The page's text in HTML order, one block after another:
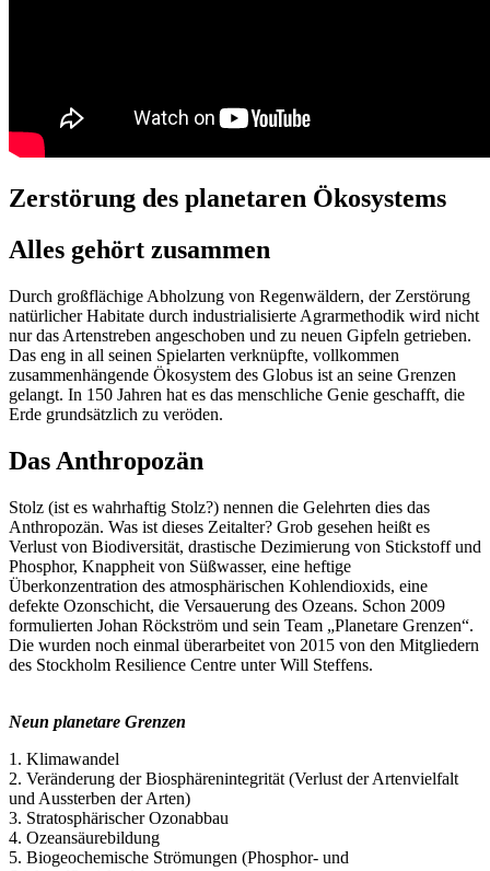
Zerstörung des planetaren Ökosystems
Alles gehört zusammen
Durch großflächige Abholzung von Regenwäldern, der Zerstörung
natürlicher Habitate durch industrialisierte Agrarmethodik wird nicht
nur das Artenstreben angeschoben und zu neuen Gipfeln getrieben.
Das eng in all seinen Spielarten verknüpfte, vollkommen
zusammenhängende Ökosystem des Globus ist an seine Grenzen
gelangt. In 150 Jahren hat es das menschliche Genie geschafft, die
Erde grundsätzlich zu veröden.
Das Anthropozän
Stolz (ist es wahrhaftig Stolz?) nennen die Gelehrten dies das
Anthropozän. Was ist dieses Zeitalter? Grob gesehen heißt es
Verlust von Biodiversität, drastische Dezimierung von Stickstoff und
Phosphor, Knappheit von Süßwasser, eine heftige
Überkonzentration des atmosphärischen Kohlendioxids, eine
defekte Ozonschicht, die Versauerung des Ozeans. Schon 2009
formulierten Johan Röckström und sein Team „Planetare Grenzen“.
Die wurden noch einmal überarbeitet von 2015 von den Mitgliedern
des Stockholm Resilience Centre unter Will Steffens.
Neun planetare Grenzen
1. Klimawandel
2. Veränderung der Biosphärenintegrität (Verlust der Artenvielfalt
und Aussterben der Arten)
3. Stratosphärischer Ozonabbau
4. Ozeansäurebildung
5. Biogeochemische Strömungen (Phosphor- und